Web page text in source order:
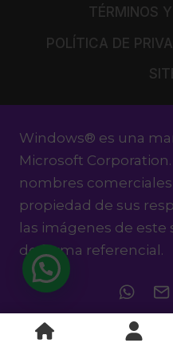
TÉRMINOS
POLÍTICA DE
Windows® es una
Microsoft
nombres
propiedad de sus
las imágenes de este
de forma referencial.
© 2024 - 2026